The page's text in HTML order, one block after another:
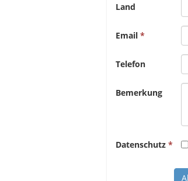
Land
Email
Telefon
Bemerkung
Datenschutz